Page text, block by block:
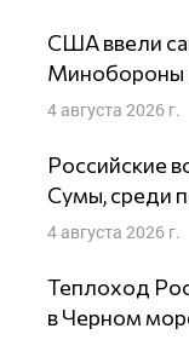
США ввели
Минобороны
4 августа 2026 г.
Российские
Сумы, среди
4 августа 2026 г.
Теплоход
в Черном